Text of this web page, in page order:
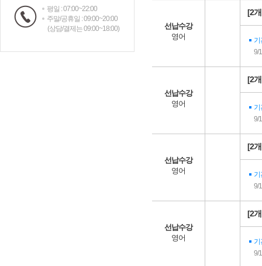
평일 : 07:00~22:00
주말/공휴일 : 09:00~20:00
(상담/결제는 09:00~18:00)
선납수강
영어
[2
기
9/
선납수강
영어
[2
기
9/
선납수강
영어
[2
기
9/
선납수강
영어
[2
기
9/